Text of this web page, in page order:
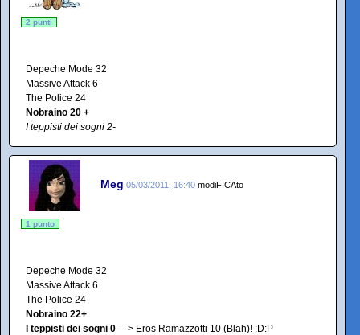
2 punti
Depeche Mode 32
Massive Attack 6
The Police 24
Nobraino 20 +
I teppisti dei sogni 2-
Meg 05/03/2011, 16:40 modiFICAto
1 punto
Depeche Mode 32
Massive Attack 6
The Police 24
Nobraino 22+
I teppisti dei sogni 0 ---> Eros Ramazzotti 10 (Blah)! :D:P